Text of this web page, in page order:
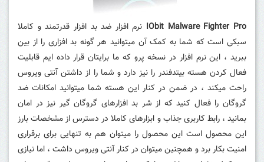
IObit Malware Fighter Pro نرم افزار ضد بد افزار قدرتمند و کاملا
سبکی است که شما به کمک آن میتوانید هر گونه بد افزاری را از بین
ببرید ، این نرم افزار در نسخه پرو که ما برایتان قرار داده ایم قابلیت
فعال کردن هسته بیتدفندر را نیز دارد و شما را از داشتن آنتی ویروس
راحت میکند ، در ضمن در کنار این هسته شما میتوانید امکانات ضد
گروگان را فعال کنید که از شر بد افزارهای گروگان گیر نیز در امان
بمانید ، رابط کاربری جذاب و ابزارهای کاملا در دسترس از مشخصات بارز
این محصول است این محصول را میتوان هم به تنهایی برای برقراری
امنیت بکار برد و همچنین میتوان در کنار آنتی ویروس داشت ، اما نیازی